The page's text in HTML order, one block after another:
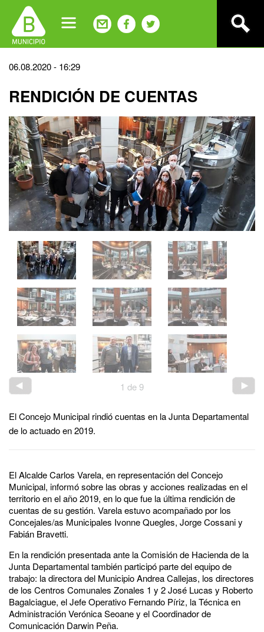
navigation
Back
top
06.08.2020 - 16:29
RENDICIÓN DE CUENTAS
1 de 9
El Concejo Municipal rindió cuentas en la Junta Departamental
de lo actuado en 2019.
El Alcalde Carlos Varela, en representación del Concejo
Municipal, informó sobre las obras y acciones realizadas en el
territorio en el año 2019, en lo que fue la última rendición de
cuentas de su gestión. Varela estuvo acompañado por los
Concejales/as Municipales Ivonne Quegles, Jorge Cossani y
Fabián Bravetti.
En la rendición presentada ante la Comisión de Hacienda de la
Junta Departamental también participó parte del equipo de
trabajo: la directora del Municipio Andrea Callejas, los directores
de los Centros Comunales Zonales 1 y 2 José Lucas y Roberto
Bagalciague, el Jefe Operativo Fernando Píriz, la Técnica en
Administración Verónica Seoane y el Coordinador de
Comunicación Darwin Peña.